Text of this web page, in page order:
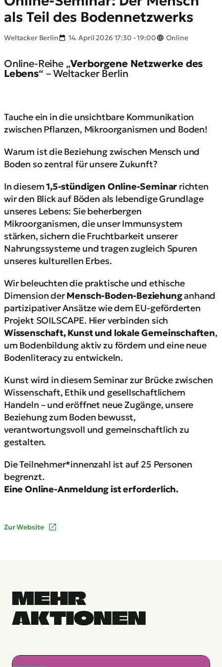
als Teil des Bodennetzwerks
Weltacker Berlin 14. April 2026 17:30 - 19:00 Online
Online-Reihe „Verborgene Netzwerke des
Lebens“ – Weltacker Berlin
Tauche ein in die unsichtbare Kommunikation
zwischen Pflanzen, Mikroorganismen und Boden!
Warum ist die Beziehung zwischen Mensch und
Boden so zentral für unsere Zukunft?
In diesem1,5-stündigen Online-Seminar richten
wir den Blick auf Böden als lebendige Grundlage
unseres Lebens: Sie beherbergen
Mikroorganismen, die unser Immunsystem
stärken, sichern die Fruchtbarkeit unserer
Nahrungssysteme und tragen zugleich Spuren
unseres kulturellen Erbes.
Wir beleuchten die praktische und ethische
Dimension derMensch-Boden-Beziehunganhand
partizipativer Ansätze wie dem EU-geförderten
Projekt SOILSCAPE. Hier verbinden sich
Wissenschaft, Kunst und lokale Gemeinschaften,
um Bodenbildung aktiv zu fördern und eine neue
Bodenliteracy zu entwickeln.
Kunst wird in diesem Seminar zur Brücke zwischen
Wissenschaft, Ethik und gesellschaftlichem
Handeln – und eröffnet neue Zugänge, unsere
Beziehung zum Boden bewusst,
verantwortungsvoll und gemeinschaftlich zu
gestalten.
Die Teilnehmer*innenzahl ist auf 25 Personen
begrenzt.
Eine Online-Anmeldung ist erforderlich.
Zur Website
MEHR
AKTIONEN